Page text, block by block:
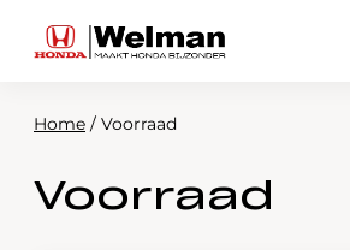
Modellen
Voorraad Plan onderhoud
Home / Voorraad
Voorraad